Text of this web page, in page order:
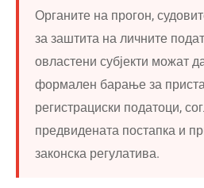
Органите на прогон,
за заштита на личните
овластени субјекти можат
формален барање за
регистрациски податоци,
предвидената постапка и
законска регулатива.